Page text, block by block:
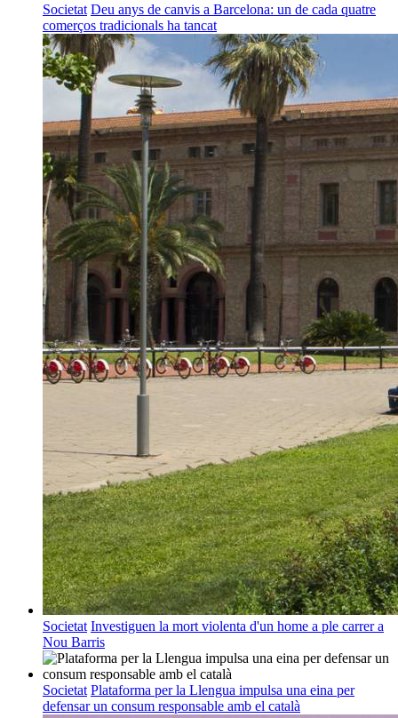
Societat Deu anys de canvis a Barcelona: un de cada quatre
comerços tradicionals ha tancat
Societat Investiguen la mort violenta d'un home a ple carrer a
Nou Barris
Societat Plataforma per la Llengua impulsa una eina per
defensar un consum responsable amb el català